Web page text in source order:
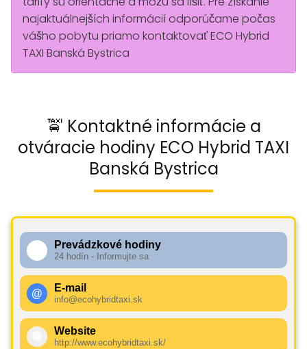
najaktuálnejších informácií odporúčame počas
vášho pobytu priamo kontaktovať ECO Hybrid
TAXI Banská Bystrica
🚖 Kontaktné informácie a
otváracie hodiny ECO Hybrid TAXI
Banská Bystrica
Prevádzkové hodiny
24 hodín - Informujte sa
@ E-mail
info@ecohybridtaxi.sk
Website
http://www.ecohybridtaxi.sk/